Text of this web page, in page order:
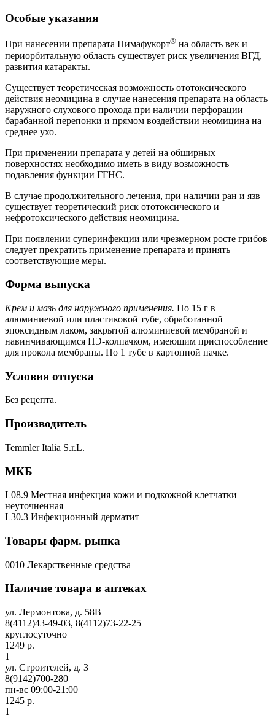
Особые указания
При нанесении препарата Пимафукорт® на область век и
периорбитальную область существует риск увеличения ВГД,
развития катаракты.
Существует теоретическая возможность ототоксического
действия неомицина в случае нанесения препарата на область
наружного слухового прохода при наличии перфорации
барабанной перепонки и прямом воздействии неомицина на
среднее ухо.
При применении препарата у детей на обширных
поверхностях необходимо иметь в виду возможность
подавления функции ГГНС.
В случае продолжительного лечения, при наличии ран и язв
существует теоретический риск ототоксического и
нефротоксического действия неомицина.
При появлении суперинфекции или чрезмерном росте грибов
следует прекратить применение препарата и принять
соответствующие меры.
Форма выпуска
Крем и мазь для наружного применения. По 15 г в
алюминиевой или пластиковой тубе, обработанной
эпоксидным лаком, закрытой алюминиевой мембраной и
навинчивающимся ПЭ-колпачком, имеющим приспособление
для прокола мембраны. По 1 тубе в картонной пачке.
Условия отпуска
Без рецепта.
Производитель
Temmler Italia S.r.L.
МКБ
L08.9 Местная инфекция кожи и подкожной клетчатки
неуточненная
L30.3 Инфекционный дерматит
Товары фарм. рынка
0010 Лекарственные средства
Наличие товара в аптеках
ул. Лермонтова, д. 58В
8(4112)43-49-03, 8(4112)73-22-25
круглосуточно
1249 р.
1
ул. Строителей, д. 3
8(9142)700-280
пн-вс 09:00-21:00
1245 р.
1